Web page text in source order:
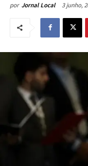
por Jornal Local 3 junho,